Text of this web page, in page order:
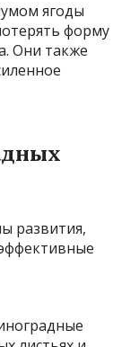
ягоды
форму
Они также